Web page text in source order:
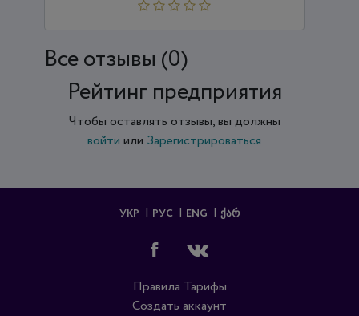
Все отзывы (0)
Рейтинг предприятия
Чтобы оставлять отзывы, вы должны
войти или Зарегистрироваться
УКР РУС ENG ᲥᲐᲠ
Правила Тарифы
Создать аккаунт